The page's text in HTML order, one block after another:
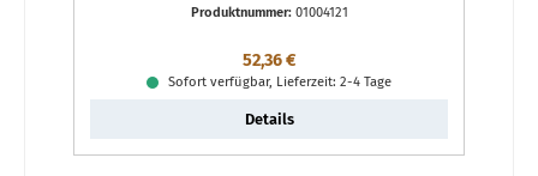
Produktnummer: 01004121
Regulärer Preis:
52,36 €
Sofort verfügbar, Lieferzeit: 2-4 Tage
Details